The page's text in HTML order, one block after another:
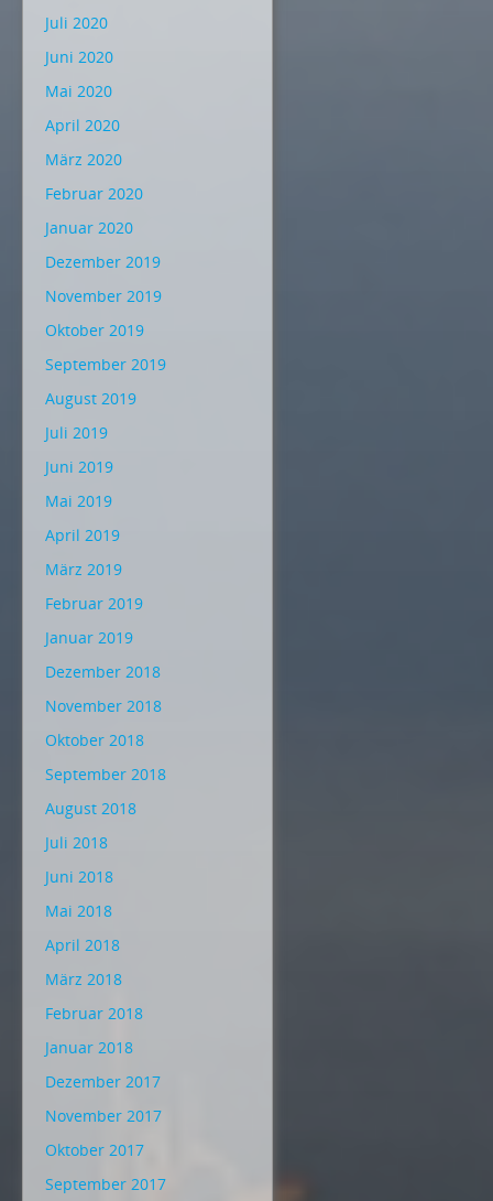
Juli 2020
Juni 2020
Mai 2020
April 2020
März 2020
Februar 2020
Januar 2020
Dezember 2019
November 2019
Oktober 2019
September 2019
August 2019
Juli 2019
Juni 2019
Mai 2019
April 2019
März 2019
Februar 2019
Januar 2019
Dezember 2018
November 2018
Oktober 2018
September 2018
August 2018
Juli 2018
Juni 2018
Mai 2018
April 2018
März 2018
Februar 2018
Januar 2018
Dezember 2017
November 2017
Oktober 2017
September 2017